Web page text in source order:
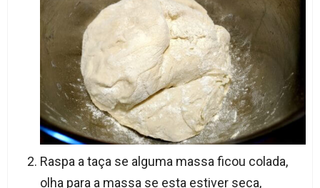
Raspa a taça se alguma massa ficou colada,
olha para a massa se esta estiver seca,